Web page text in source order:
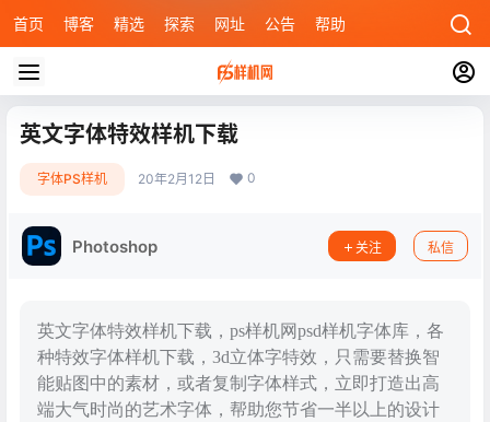
首页 博客 精选 探索 网址 公告 帮助
英文字体特效样机下载
字体PS样机 20年2月12日 0
Photoshop 关注 私信
英文字体特效样机下载，ps样机网psd样机字体库，各
种特效字体样机下载，3d立体字特效，只需要替换智
能贴图中的素材，或者复制字体样式，立即打造出高
端大气时尚的艺术字体，帮助您节省一半以上的设计